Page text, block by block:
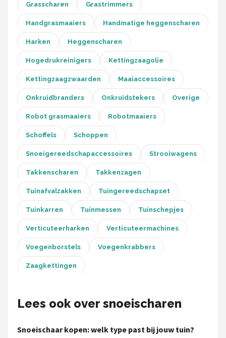
Grasscharen Grastrimmers
Handgrasmaaiers Handmatige heggenscharen
Harken Heggenscharen
Hogedrukreinigers Kettingzaagolie
Kettingzaagzwaarden Maaiaccessoires
Onkruidbranders Onkruidstekers Overige
Robot grasmaaiers Robotmaaiers
Schoffels Schoppen
Snoeigereedschapaccessoires Strooiwagens
Takkenscharen Takkenzagen
Tuinafvalzakken Tuingereedschapset
Tuinkarren Tuinmessen Tuinschepjes
Verticuteerharken Verticuteermachines
Voegenborstels Voegenkrabbers
Zaagkettingen
Lees ook over snoeischaren
Snoeischaar kopen: welk type past bij jouw tuin?